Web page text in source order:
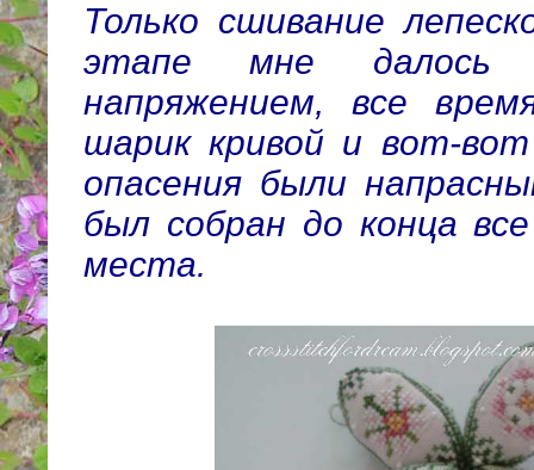
Только сшивание
этапе мне далось
напряжением, все
шарик кривой и вот-
опасения были
был собран до конца
места.